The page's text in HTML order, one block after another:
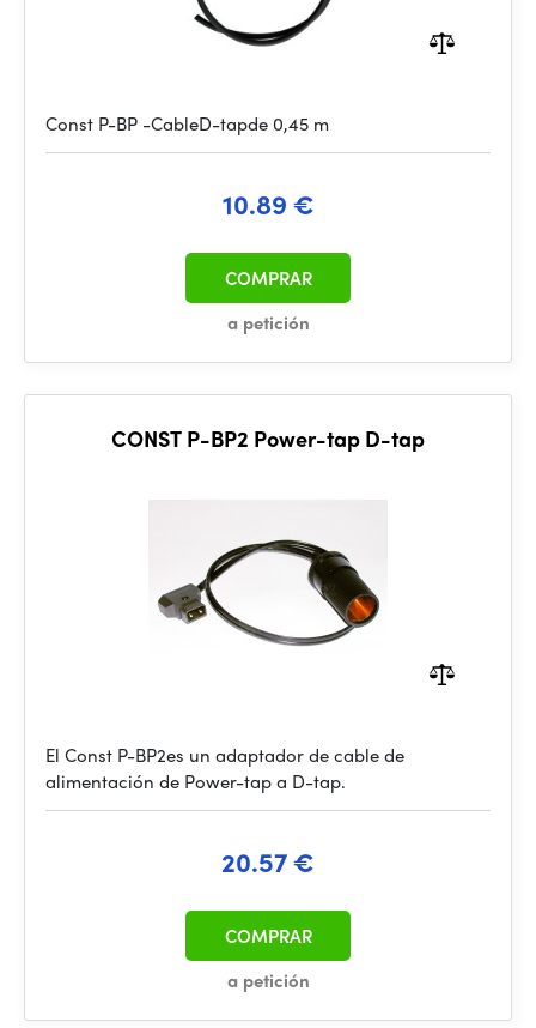
Const P-BP -CableD-tapde 0,45 m
10.89 €
a petición
COMPRAR
CONST P-BP2 Power-tap D-tap
El Const P-BP2es un adaptador de cable de
alimentación de Power-tap a D-tap.
20.57 €
a petición
COMPRAR